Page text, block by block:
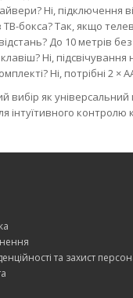
Ні,
бокса? Так, якщо
До 10 метрів
Ні,
Ні, потрібні 2 ×
вибір як
інтуїтивного контролю
та захист